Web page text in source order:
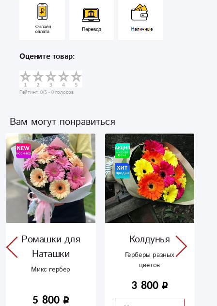
Оцените товар:
Рейтинг: 0/5 - 0 голосов
Вам могут понравиться
Ромашки для
Наташки
Микс гербер
5 800
Колдунья
Герберы разных
цветов
3 800